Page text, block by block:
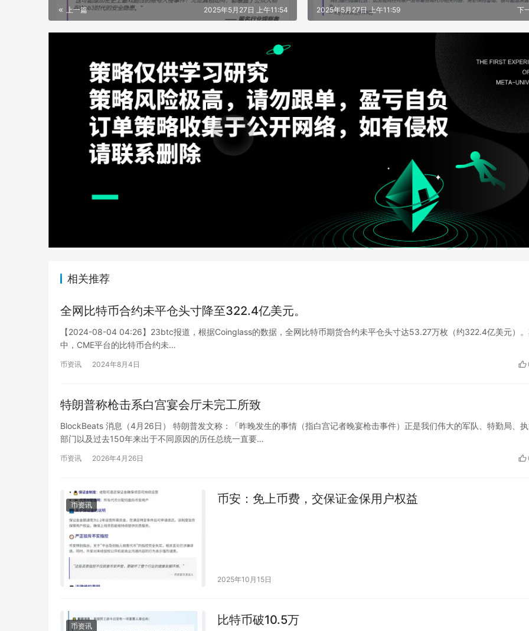
上一篇 2025年5月27日 上午11:54 下
2025年5月27日 上午11:59
相关推荐
全网比特币合约未平仓头寸降至322.4亿美元。
【2024-08-04 04:26】23btc报道，根据Coinglass的数据，全网比特币期货合约未平仓头寸达53.27万枚（约322.4亿美元）
中，CME平台的比特币合约未…
币资讯 2024年8月4日
特朗普称枪击系白宫宴会厅未完工所致
BlockBeats 消息（4月26日） 特朗普发文称：「昨晚发生的事情（指白宫记者晚宴枪击事件）正是我们伟大的军队、特勤局、
部门以及过去150年来出于不同原因的历任总统一直要…
币资讯 2026年4月26日
币资讯 币安：免上币费，交保证金保用户权益
2025年10月15日
币资讯 比特币破10.5万